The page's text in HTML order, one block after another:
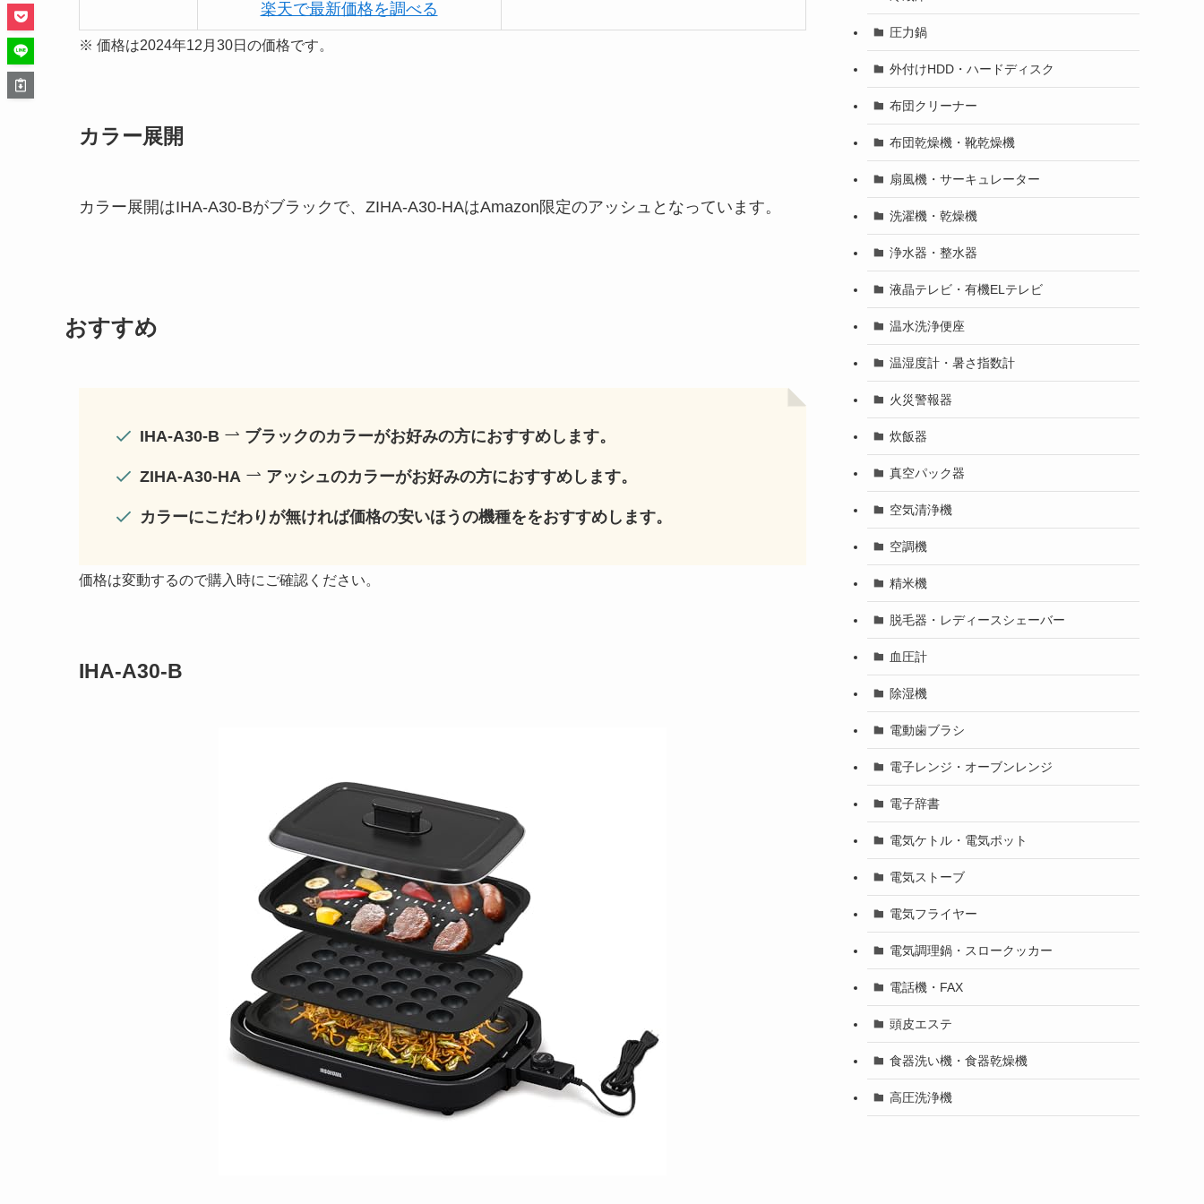
楽天で最新価格を調べる
※ 価格は2024年12月30日の価格です。
カラー展開
カラー展開はIHA-A30-Bがブラックで、ZIHA-A30-HAはAmazon限定のアッシュとなっています。
おすすめ
IHA-A30-B ブラックのカラーがお好みの方におすすめします。
ZIHA-A30-HA アッシュのカラーがお好みの方におすすめします。
カラーにこだわりが無ければ価格の安いほうの機種ををおすすめします。
価格は変動するので購入時にご確認ください。
IHA-A30-B
圧力鍋
外付けHDD・ハードディスク
布団クリーナー
布団乾燥機・靴乾燥機
扇風機・サーキュレーター
洗濯機・乾燥機
浄水器・整水器
液晶テレビ・有機ELテレビ
温水洗浄便座
温湿度計・暑さ指数計
火災警報器
炊飯器
真空パック器
空気清浄機
空調機
精米機
脱毛器・レディースシェーバー
血圧計
除湿機
電動歯ブラシ
電子レンジ・オーブンレンジ
電子辞書
電気ケトル・電気ポット
電気ストーブ
電気フライヤー
電気調理鍋・スロークッカー
電話機・FAX
頭皮エステ
食器洗い機・食器乾燥機
高圧洗浄機